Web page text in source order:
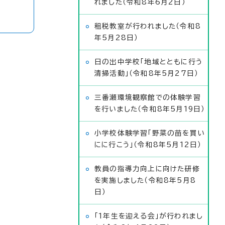
れました（令和8年6月2日）
租税教室が行われました（令和8
年5月28日）
日の出中学校「地域とともに行う
清掃活動」（令和8年5月27日）
三番瀬環境観察館での体験学習
を行いました（令和8年5月19日）
小学校体験学習「野菜の苗を買い
にに行こう」（令和8年5月12日）
教員の指導力向上に向けた研修
を実施しました（令和8年5月8
日）
「1年生を迎える会」が行われまし